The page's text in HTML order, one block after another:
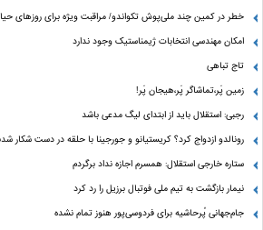
خطر در کمین چند ملی‌پوش تکواندو/ مراقبت ویژه برای روزهای
امکان مهندسی انتخابات ژیمناستیک وجود ندارد
تاج تباهی
زمین پَر،تماشاگر پَر،هیجان پَر!
رجبی: استقلال باید از ابتدای لیگ مدعی باشد
رونالدو ازدواج کرد؟ کریستیانو و جورجینا با حلقه در دست شکار
ستاره خارجی استقلال: همسرم اجازه نداد برگردم
نیمار بازگشت به تیم ملی فوتبال برزیل را رد کرد
جام‌جهانی پُرحاشیه برای فردوسی‌پور هنوز تمام نشده